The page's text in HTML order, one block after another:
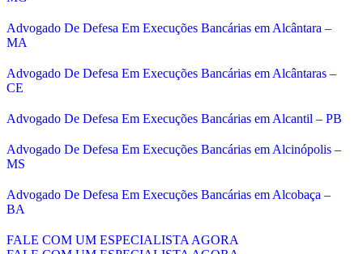
Advogado De Defesa Em Execuções Bancárias em Alcântara –
MA
Advogado De Defesa Em Execuções Bancárias em Alcântaras –
CE
Advogado De Defesa Em Execuções Bancárias em Alcantil – PB
Advogado De Defesa Em Execuções Bancárias em Alcinópolis –
MS
Advogado De Defesa Em Execuções Bancárias em Alcobaça –
BA
FALE COM UM ESPECIALISTA AGORA